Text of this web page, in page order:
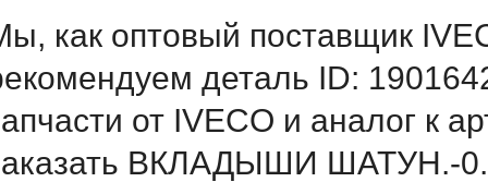
как оптовый поставщик
деталь ID:
от IVECO и аналог к
ВКЛАДЫШИ ШАТУН.-